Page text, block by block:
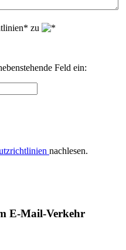
zu
Feld ein:
nachlesen.
E-Mail-Verkehr